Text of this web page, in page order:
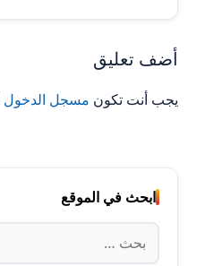
أضف تعليق
يجب أنت تكون مسجل الدخول
ابحث في الموقع
البحث
عن: